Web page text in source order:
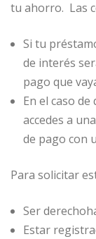
tu ahorro. Las
Si tu
de interés
pago que
En el caso
accedes a
de pago con
Para solicitar
Ser
Estar